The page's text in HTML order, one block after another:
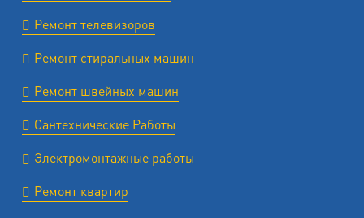
Ремонт телевизоров
Ремонт стиральных машин
Ремонт швейных машин
Сантехнические Работы
Электромонтажные работы
Ремонт квартир